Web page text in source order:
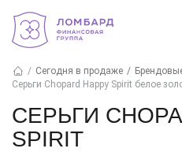
Сегодня в продаже
Серьги Chopard Happy Spirit белое
СЕРЬГИ
SPIRIT